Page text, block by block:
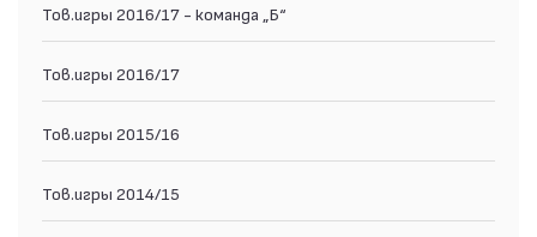
Тов.игры 2016/17 - команда „Б“
Тов.игры 2016/17
Тов.игры 2015/16
Тов.игры 2014/15